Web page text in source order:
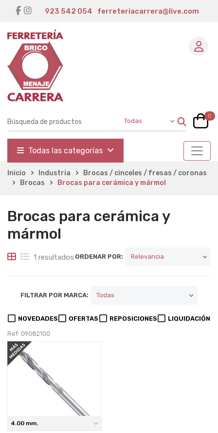
923 542 054 ferreteriacarrera@live.com
0
Todas las categorías
Inicio Industria
Brocas / cinceles / fresas / coronas
Brocas
Brocas para cerámica y mármol
Brocas para cerámica y
mármol
1 resultados ORDENAR POR:
FILTRAR POR MARCA:
NOVEDADES OFERTAS REPOSICIONES LIQUIDACIÓN
Ref: 09082100
4.00 mm.